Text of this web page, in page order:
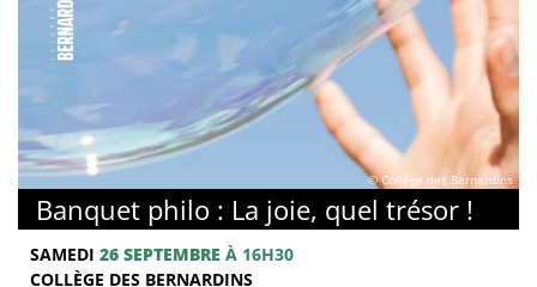
© Collège des Bernardins
Banquet philo : La joie, quel trésor !
SAMEDI 26 SEPTEMBRE À 16H30
COLLÈGE DES BERNARDINS